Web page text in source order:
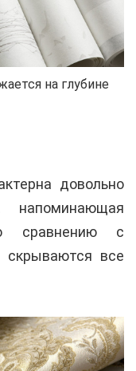
на глубине
довольно
напоминающая
сравнению с
скрываются все